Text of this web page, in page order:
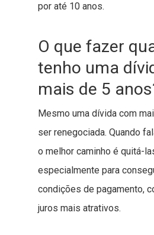
por até 10 anos.
O que fazer
tenho uma
mais de 5
Mesmo uma dívida com
ser renegociada. Quando
o melhor caminho é quitá-
especialmente para
condições de pagamento,
juros mais atrativos.